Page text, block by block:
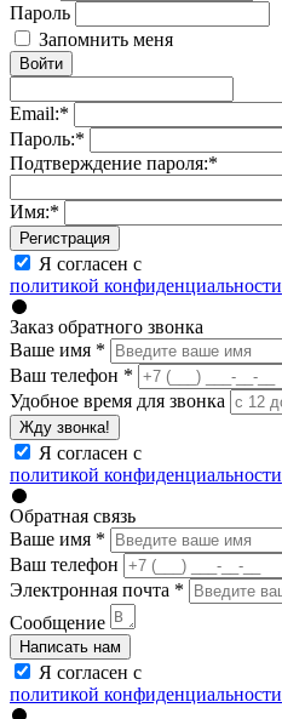
Пароль
Запомнить меня
Войти
Email:*
Пароль:*
Подтверждение пароля:*
Имя:*
Регистрация
Я согласен с
политикой конфиденциальности
Заказ обратного звонка
Ваше имя *
Ваш телефон *
Удобное время для звонка
Жду звонка!
Я согласен с
политикой конфиденциальности
Обратная связь
Ваше имя *
Ваш телефон
Электронная почта *
Сообщение
Написать нам
Я согласен с
политикой конфиденциальности